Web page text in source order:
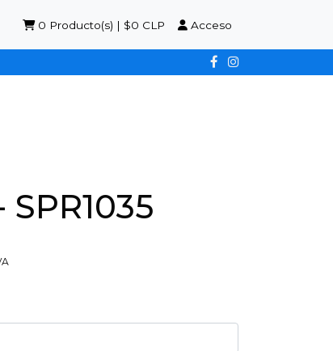
0 Producto(s) | $0 CLP Acceso